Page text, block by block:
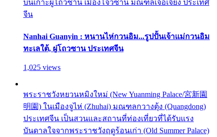
บนเกาะผู่โถวซาน เมืองโจวซาน มณฑลเจ้อเจียง ประเทศ
จีน
Nanhai Guanyin : หนานไห่กวนอิม...รูปปั้นเจ้าแม่กวนอิม
ทะเลใต้, ผู่โถวซาน ประเทศจีน
1,025 views
พระราชวังหยวนหมิงใหม่ (New Yuanming Palace/宮新園
明園) ในเมืองจูไห่ (Zhuhai) มณฑลกวางตุ้ง (Quangdong)
ประเทศจีน เป็นสวนและสถานที่ท่องเที่ยวที่ได้รับแรง
บันดาลใจจากพระราชวังฤดูร้อนเก่า (Old Summer Palace)